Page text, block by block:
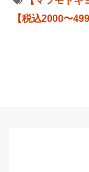
【税込2000〜